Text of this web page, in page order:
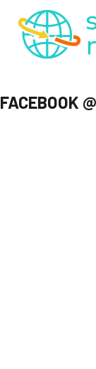
FACEBOOK